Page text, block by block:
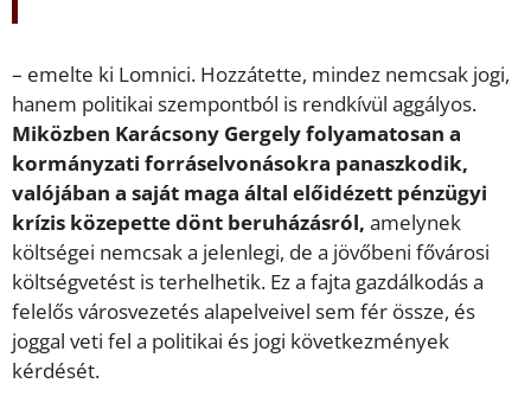
– emelte ki Lomnici. Hozzátette, mindez nemcsak jogi,
hanem politikai szempontból is rendkívül aggályos.
Miközben Karácsony Gergely folyamatosan a
kormányzati forráselvonásokra panaszkodik,
valójában a saját maga által előidézett pénzügyi
krízis közepette dönt beruházásról, amelynek
költségei nemcsak a jelenlegi, de a jövőbeni fővárosi
költségvetést is terhelhetik. Ez a fajta gazdálkodás a
felelős városvezetés alapelveivel sem fér össze, és
joggal veti fel a politikai és jogi következmények
kérdését.